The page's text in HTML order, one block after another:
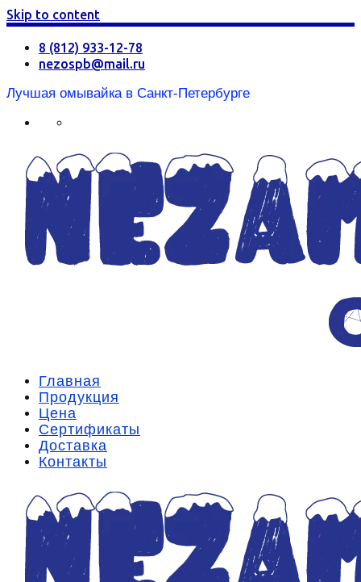
Skip to content
8 (812) 933-12-78
nezospb@mail.ru
Лучшая омывайка в Санкт-Петербурге
Главная
Продукция
Цена
Сертификаты
Доставка
Контакты